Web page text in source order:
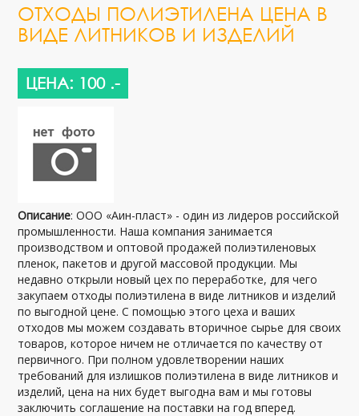
ОТХОДЫ ПОЛИЭТИЛЕНА ЦЕНА В
ВИДЕ ЛИТНИКОВ И ИЗДЕЛИЙ
ЦЕНА: 100 .-
Описание: ООО «Аин-пласт» - один из лидеров российской
промышленности. Наша компания занимается
производством и оптовой продажей полиэтиленовых
пленок, пакетов и другой массовой продукции. Мы
недавно открыли новый цех по переработке, для чего
закупаем отходы полиэтилена в виде литников и изделий
по выгодной цене. С помощью этого цеха и ваших
отходов мы можем создавать вторичное сырье для своих
товаров, которое ничем не отличается по качеству от
первичного. При полном удовлетворении наших
требований для излишков полиэтилена в виде литников и
изделий, цена на них будет выгодна вам и мы готовы
заключить соглашение на поставки на год вперед.